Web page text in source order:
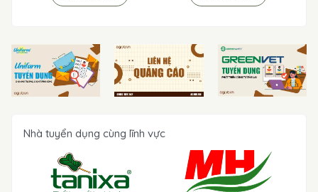
Nhà tuyển dụng cùng lĩnh vực